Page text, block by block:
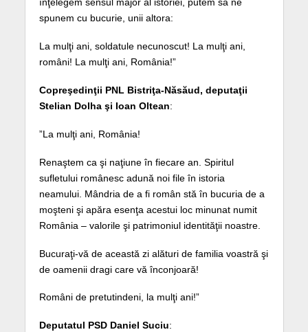
spunem cu bucurie, unii altora:
La mulţi ani, soldatule necunoscut! La mulţi ani,
români! La mulţi ani, România!”
Copreşedinţii PNL Bistriţa-Năsăud, deputaţii
Stelian Dolha şi Ioan Oltean:
”La mulţi ani, România!
Renaştem ca şi naţiune în fiecare an. Spiritul
sufletului românesc adună noi file în istoria
neamului. Mândria de a fi român stă în bucuria de a
moşteni şi apăra esenţa acestui loc minunat numit
România – valorile şi patrimoniul identităţii noastre.
Bucuraţi-vă de această zi alături de familia voastră şi
de oamenii dragi care vă înconjoară!
Români de pretutindeni, la mulţi ani!”
Deputatul PSD Daniel Suciu: